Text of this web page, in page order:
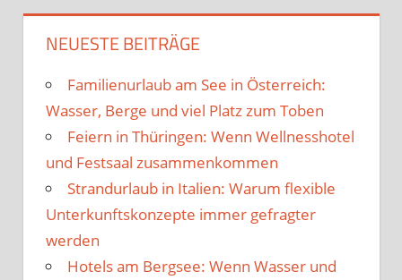
NEUESTE BEITRÄGE
Familienurlaub am See in Österreich:
Wasser, Berge und viel Platz zum Toben
Feiern in Thüringen: Wenn Wellnesshotel
und Festsaal zusammenkommen
Strandurlaub in Italien: Warum flexible
Unterkunftskonzepte immer gefragter
werden
Hotels am Bergsee: Wenn Wasser und